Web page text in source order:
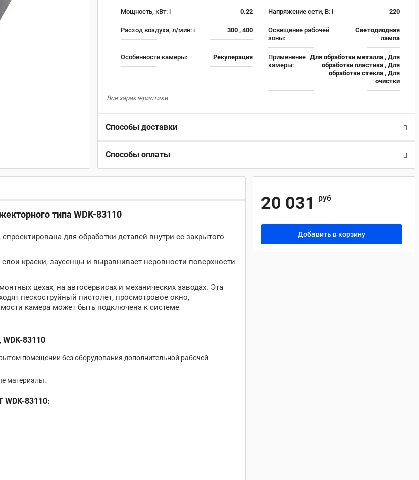
Мощность, кВт: i 0.22 Напряжение сети, В: i 220
Расход воздуха, л/мин: i 300 , 400
Освещение рабочей
зоны:
Светодиодная
лампа
Особенности камеры: Рекуперация
Применение
камеры:
Для обработки металла , Для
обработки пластика , Для
обработки стекла , Для
очистки
Все характеристики
Способы доставки
Способы оплаты
типа WDK-83110
для обработки деталей внутри ее закрытого
краски, заусенцы и выравнивает неровности поверхности
цехах, на автосервисах и механических заводах. Эта
пескоструйный пистолет, просмотровое окно,
камера может быть подключена к системе
83110
помещении без оборудования дополнительной рабочей
материалы.
WDK-83110:
20 031 руб
Добавить в корзину